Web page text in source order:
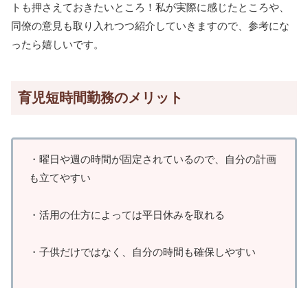
トも押さえておきたいところ！私が実際に感じたところや、
同僚の意見も取り入れつつ紹介していきますので、参考にな
ったら嬉しいです。
育児短時間勤務のメリット
・曜日や週の時間が固定されているので、自分の計画
も立てやすい
・活用の仕方によっては平日休みを取れる
・子供だけではなく、自分の時間も確保しやすい